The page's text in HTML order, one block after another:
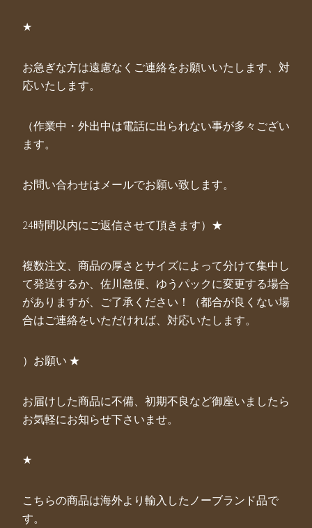
★
お急ぎな方は遠慮なくご連絡をお願いいたします、対
応いたします。
（作業中・外出中は電話に出られない事が多々ござい
ます。
お問い合わせはメールでお願い致します。
24時間以内にご返信させて頂きます）★
複数注文、商品の厚さとサイズによって分けて集中し
て発送するか、佐川急便、ゆうパックに変更する場合
がありますが、ご了承ください！（都合が良くない場
合はご連絡をいただければ、対応いたします。
）お願い ★
お届けした商品に不備、初期不良など御座いましたら
お気軽にお知らせ下さいませ。
★
こちらの商品は海外より輸入したノーブランド品で
す。